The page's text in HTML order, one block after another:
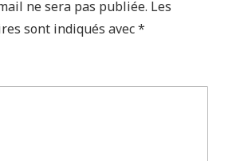
ne sera pas publiée. Les
sont indiqués avec*